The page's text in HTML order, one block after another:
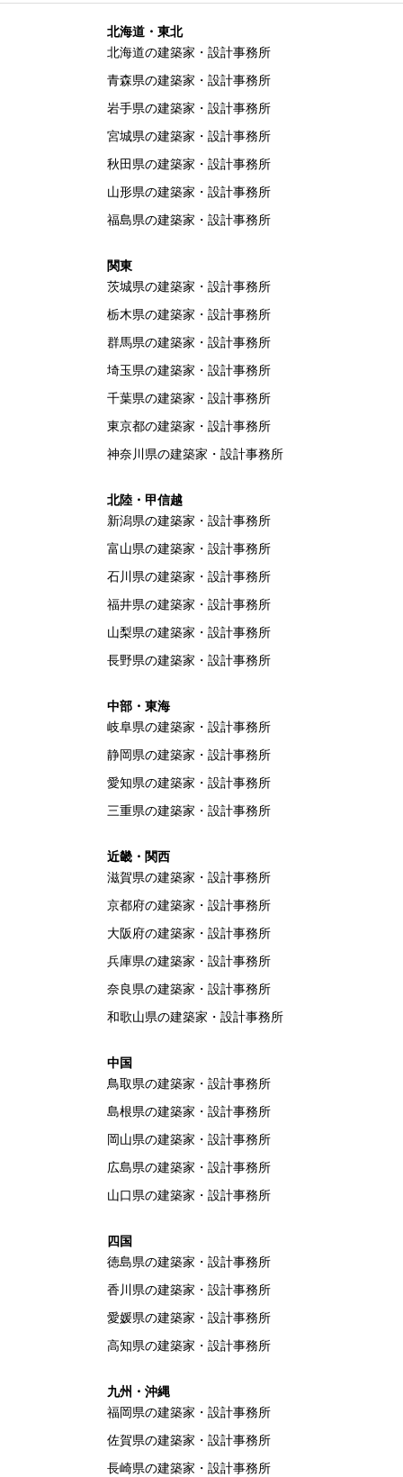
北海道・東北
北海道の建築家・設計事務所
青森県の建築家・設計事務所
岩手県の建築家・設計事務所
宮城県の建築家・設計事務所
秋田県の建築家・設計事務所
山形県の建築家・設計事務所
福島県の建築家・設計事務所
関東
茨城県の建築家・設計事務所
栃木県の建築家・設計事務所
群馬県の建築家・設計事務所
埼玉県の建築家・設計事務所
千葉県の建築家・設計事務所
東京都の建築家・設計事務所
神奈川県の建築家・設計事務所
北陸・甲信越
新潟県の建築家・設計事務所
富山県の建築家・設計事務所
石川県の建築家・設計事務所
福井県の建築家・設計事務所
山梨県の建築家・設計事務所
長野県の建築家・設計事務所
中部・東海
岐阜県の建築家・設計事務所
静岡県の建築家・設計事務所
愛知県の建築家・設計事務所
三重県の建築家・設計事務所
近畿・関西
滋賀県の建築家・設計事務所
京都府の建築家・設計事務所
大阪府の建築家・設計事務所
兵庫県の建築家・設計事務所
奈良県の建築家・設計事務所
和歌山県の建築家・設計事務所
中国
鳥取県の建築家・設計事務所
島根県の建築家・設計事務所
岡山県の建築家・設計事務所
広島県の建築家・設計事務所
山口県の建築家・設計事務所
四国
徳島県の建築家・設計事務所
香川県の建築家・設計事務所
愛媛県の建築家・設計事務所
高知県の建築家・設計事務所
九州・沖縄
福岡県の建築家・設計事務所
佐賀県の建築家・設計事務所
長崎県の建築家・設計事務所